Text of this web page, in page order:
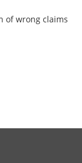
of wrong claims